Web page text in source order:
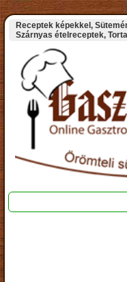
Receptek képekkel,
Szárnyas ételreceptek,